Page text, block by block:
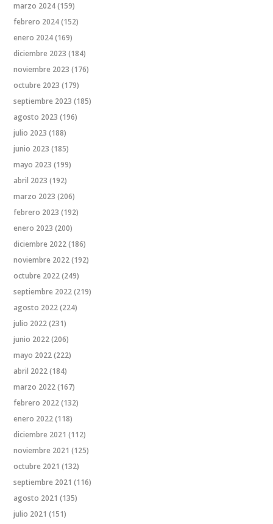
marzo 2024(159)
febrero 2024(152)
enero 2024(169)
diciembre 2023 (184)
noviembre 2023 (176)
octubre 2023 (179)
septiembre 2023 (185)
agosto 2023 (196)
julio 2023 (188)
junio 2023 (185)
mayo 2023 (199)
abril 2023 (192)
marzo 2023 (206)
febrero 2023 (192)
enero 2023 (200)
diciembre 2022(186)
noviembre 2022(192)
octubre 2022(249)
septiembre 2022(219)
agosto 2022(224)
julio 2022(231)
junio 2022(206)
mayo 2022(222)
abril 2022(184)
marzo 2022(167)
febrero 2022(132)
enero 2022(118)
diciembre 2021 (112)
noviembre 2021 (125)
octubre 2021 (132)
septiembre 2021 (116)
agosto 2021 (135)
julio 2021 (151)